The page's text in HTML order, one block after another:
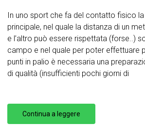
In uno sport che fa del contatto fisico
principale, nel quale la distanza di un
e l’altro può essere rispettata (forse..)
campo e nel quale per poter effettuare
punti in palio è necessaria una
di qualità (insufficienti pochi giorni di
Continua a leggere